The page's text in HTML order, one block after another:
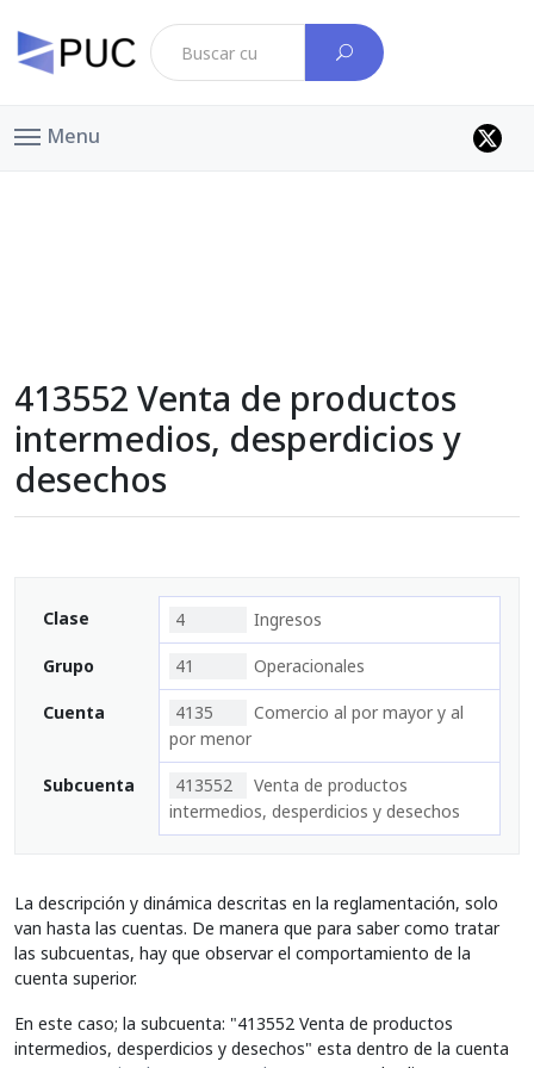
Menu
413552 Venta de productos
intermedios, desperdicios y
desechos
Clase 4 Ingresos
Grupo 41 Operacionales
Cuenta 4135
Comercio al por mayor y al
por menor
Subcuenta 413552
Venta de productos
intermedios, desperdicios y desechos
La descripción y dinámica descritas en la reglamentación, solo
van hasta las cuentas. De manera que para saber como tratar
las subcuentas, hay que observar el comportamiento de la
cuenta superior.
En este caso; la subcuenta: "413552 Venta de productos
intermedios, desperdicios y desechos" esta dentro de la cuenta